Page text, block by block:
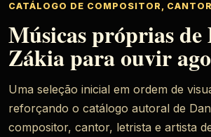
CATÁLOGO DE COMPOSITOR,
Músicas próprias de
Zákia para ouvir
Uma seleção inicial em ordem de
reforçando o catálogo autoral de
compositor, cantor, letrista e artista